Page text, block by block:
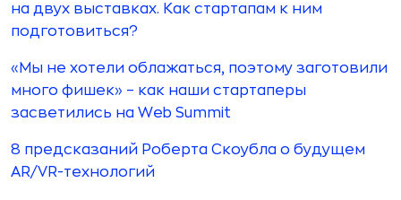
на двух выставках. Как стартапам к ним
подготовиться?
«Мы не хотели облажаться, поэтому заготовили
много фишек» – как наши стартаперы
засветились на Web Summit
8 предсказаний Роберта Скоубла о будущем
AR/VR-технологий